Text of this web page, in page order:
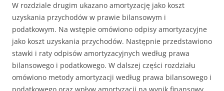
W rozdziale drugim ukazano amortyzację jako koszt
uzyskania przychodów w prawie bilansowym i
podatkowym. Na wstępie omówiono odpisy amortyzacyjne
jako koszt uzyskania przychodów. Następnie przedstawiono
stawki i raty odpisów amortyzacyjnych według prawa
bilansowego i podatkowego. W dalszej części rozdziału
omówiono metody amortyzacji według prawa bilansowego i